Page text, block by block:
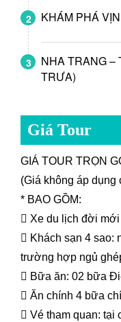
2 KHÁM PHÁ
3
NHA TRANG –
TRƯA)
Giá Tour
GIÁ TOUR TRỌN
(Giá không áp dụng
* BAO GỒM:
 Xe du lịch đời
 Khách sạn 4 sao:
trường hợp ngủ
 Bữa ăn: 02 bữa
 Ăn chính 4 bữa
 Vé tham quan: tại